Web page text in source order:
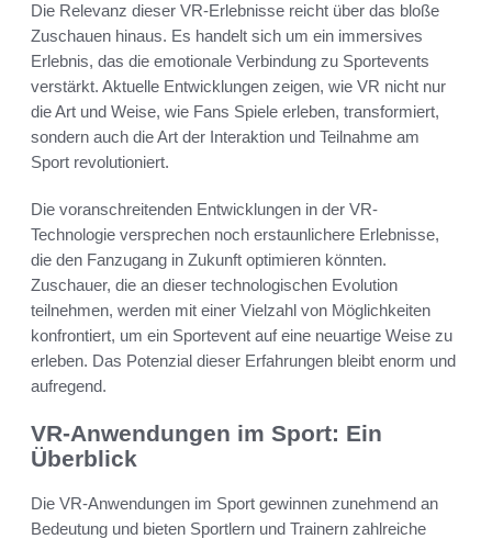
Die Relevanz dieser VR-Erlebnisse reicht über das bloße
Zuschauen hinaus. Es handelt sich um ein immersives
Erlebnis, das die emotionale Verbindung zu Sportevents
verstärkt. Aktuelle Entwicklungen zeigen, wie VR nicht nur
die Art und Weise, wie Fans Spiele erleben, transformiert,
sondern auch die Art der Interaktion und Teilnahme am
Sport revolutioniert.
Die voranschreitenden Entwicklungen in der VR-
Technologie versprechen noch erstaunlichere Erlebnisse,
die den Fanzugang in Zukunft optimieren könnten.
Zuschauer, die an dieser technologischen Evolution
teilnehmen, werden mit einer Vielzahl von Möglichkeiten
konfrontiert, um ein Sportevent auf eine neuartige Weise zu
erleben. Das Potenzial dieser Erfahrungen bleibt enorm und
aufregend.
VR-Anwendungen im Sport: Ein
Überblick
Die VR-Anwendungen im Sport gewinnen zunehmend an
Bedeutung und bieten Sportlern und Trainern zahlreiche